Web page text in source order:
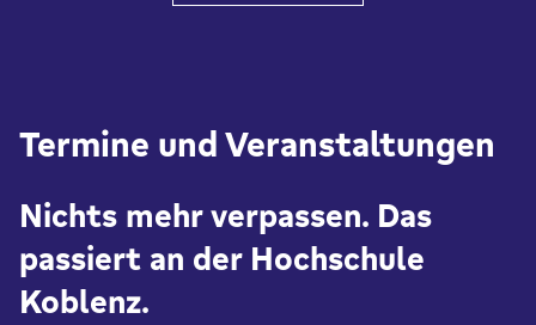
Termine und Veranstaltungen
Nichts mehr verpassen. Das
passiert an der Hochschule
Koblenz.